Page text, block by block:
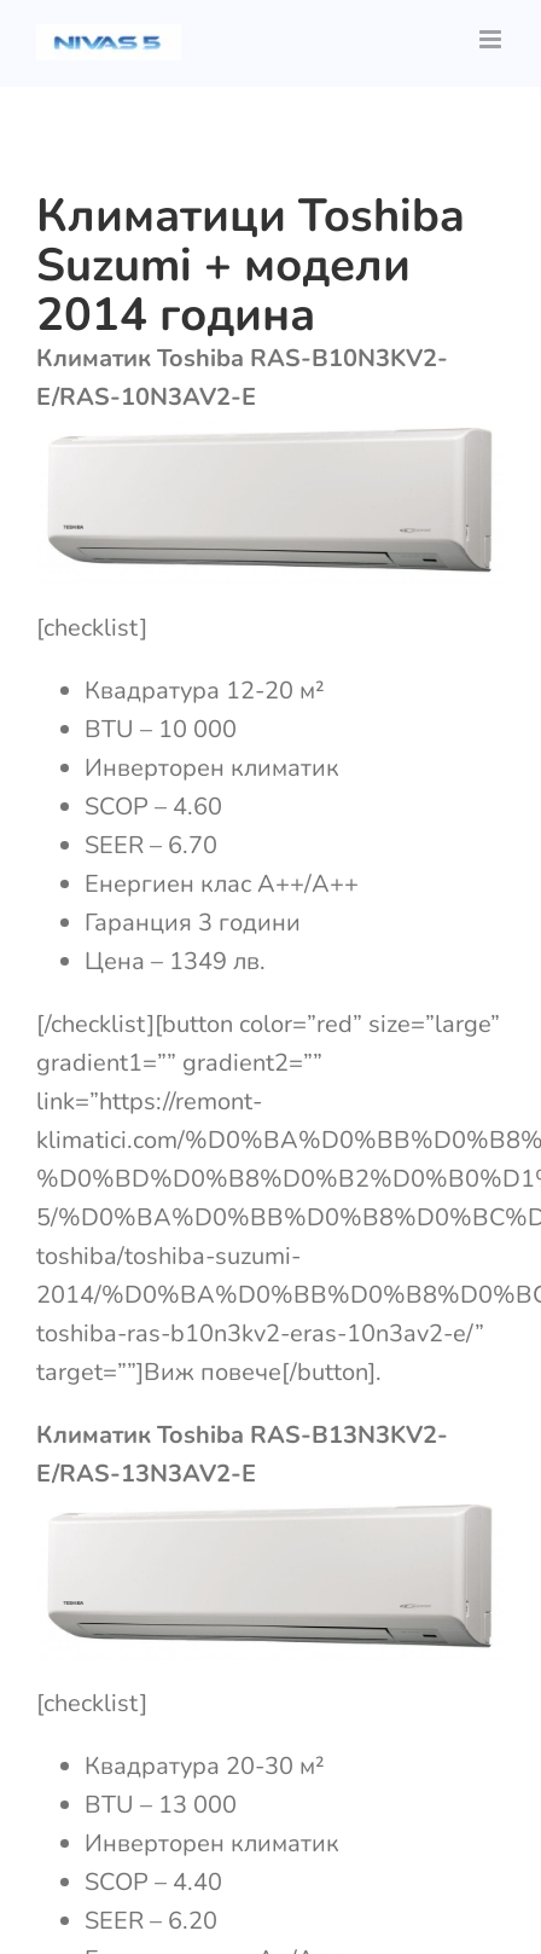
Климатици Toshiba
Suzumi + модели
2014 година
Климатик Toshiba RAS-B10N3KV2-
E/RAS-10N3AV2-E
[checklist]
Квадратура 12-20 м²
BTU – 10 000
Инверторен климатик
SCOP – 4.60
SEER – 6.70
Енергиен клас А++/A++
Гаранция 3 години
Цена – 1349 лв.
[/checklist][button color=”red” size=”large”
gradient1=”” gradient2=””
link=”https://remont-
klimatici.com/
5/
toshiba/toshiba-suzumi-
2014/
toshiba-ras-b10n3kv2-eras-10n3av2-e/”
target=””]Виж повече[/button].
Климатик Toshiba RAS-B13N3KV2-
E/RAS-13N3AV2-E
[checklist]
Квадратура 20-30 м²
BTU – 13 000
Инверторен климатик
SCOP – 4.40
SEER – 6.20